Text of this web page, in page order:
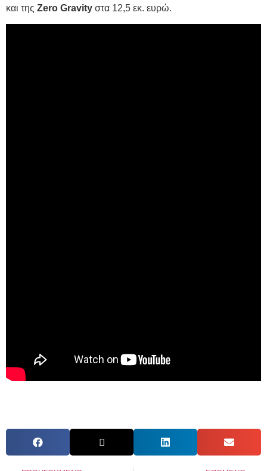
και της Zero Gravity στα 12,5 εκ. ευρώ.